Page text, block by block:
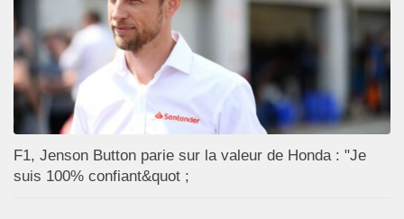
F1, Jenson Button parie sur la valeur de Honda : "Je
suis 100% confiant&quot ;